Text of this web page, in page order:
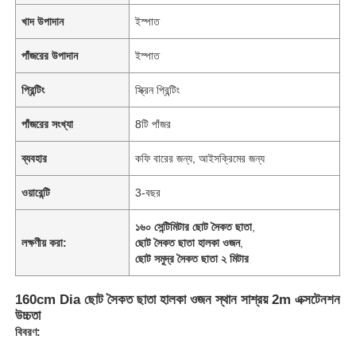
খাদ উপাদান ইস্পাত
পাঁজরের উপাদান ইস্পাত
প্রিন্টিং স্ক্রিন প্রিন্টিং
পাঁজরের সংখ্যা 8টি পাঁজর
ব্যবহার কফি বারের জন্য, আইসক্রিমের জন্য
ওয়ারেন্টি 3-বছর
লক্ষণীয় করা:
১৬০ সেন্টিমিটার ছোট সৈকত ছাতা,
ছোট সৈকত ছাতা হালকা ওজন,
ছোট সমুদ্র সৈকত ছাতা ২ মিটার
160cm Dia ছোট সৈকত ছাতা হালকা ওজন স্থান সাশ্রয় 2m এক্সটেনশন
উচ্চতা
বিবরণ: